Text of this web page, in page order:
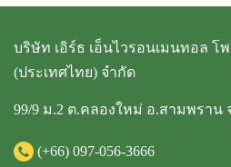
บริษัท เอิร์ธ เอ็นไวรอนเมนทอล โ
(ประเทศไทย) จำกัด
99/9 ม.2 ต.คลองใหม่ อ.สามพราน
(+66) 097-056-3666